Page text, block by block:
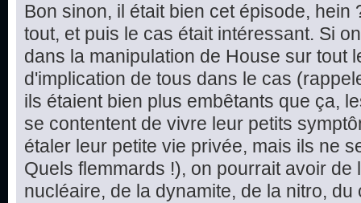
Bon sinon, il était bien cet épisode, hein
tout, et puis le cas était intéressant. Si
dans la manipulation de House sur tout
d'implication de tous dans le cas
ils étaient bien plus embêtants que ça,
se contentent de vivre leur petits
étaler leur petite vie privée, mais ils ne
Quels flemmards !), on pourrait avoir de
nucléaire, de la dynamite, de la nitro, du